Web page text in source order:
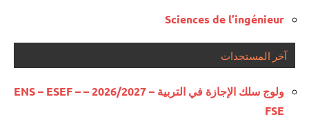
Sciences de l’ingénieur
آخر المستجدات
ولوج سلك الإجازة في التربية – 2026/2027 – ENS – ESEF –
FSE